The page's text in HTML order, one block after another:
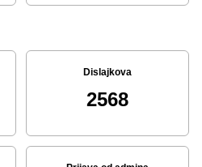
Dislajkova
2568